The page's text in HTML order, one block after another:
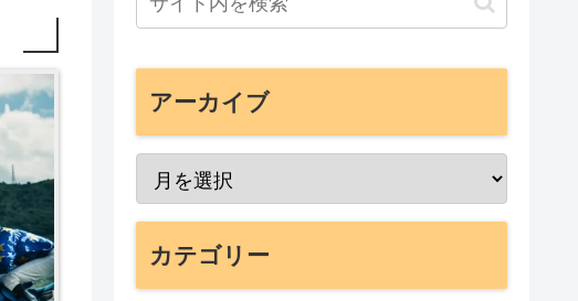
アーカイブ
カテゴリー